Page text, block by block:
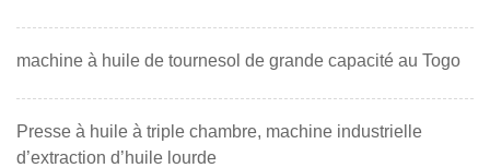
machine à huile de tournesol de grande capacité au Togo
Presse à huile à triple chambre, machine industrielle
d’extraction d’huile lourde